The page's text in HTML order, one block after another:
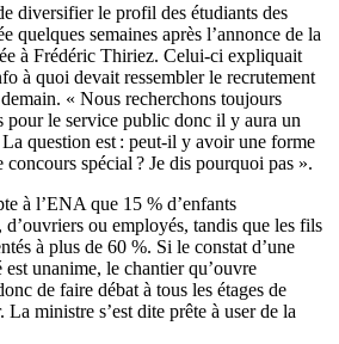
diversifier le profil des étudiants des
quelques semaines après l’annonce de la
à Frédéric Thiriez. Celui-ci expliquait
à quoi devait ressembler le recrutement
« Nous recherchons toujours
pour le service public donc il y aura un
question est : peut-il y avoir une forme
concours spécial ? Je dis pourquoi pas ».
à l’ENA que 15 % d’enfants
d’ouvriers ou employés, tandis que les fils
à plus de 60 %. Si le constat d’une
unanime, le chantier qu’ouvre
de faire débat à tous les étages de
La ministre s’est dite prête à user de la